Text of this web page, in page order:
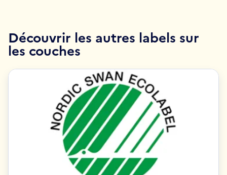
Découvrir les autres labels sur
les couches